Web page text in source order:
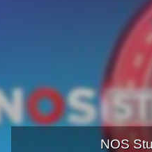
NOS